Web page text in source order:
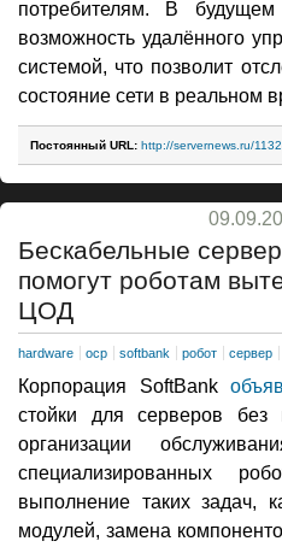
потребителям. В будущем
возможность удалённого
системой, что позволит
состояние сети в реальном
Постоянный URL: http://servernews.ru/
Бескабельные
помогут роботам
ЦОД
hardware ocp softbank робот сервер
Корпорация SoftBank
стойки для серверов
организации
специализированных
выполнение таких задач,
модулей, замена